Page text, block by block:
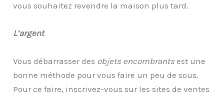
vous souhaitez revendre la maison plus tard.
L’argent
Vous débarrasser des objets encombrants est une
bonne méthode pour vous faire un peu de sous.
Pour ce faire, inscrivez-vous sur les sites de ventes